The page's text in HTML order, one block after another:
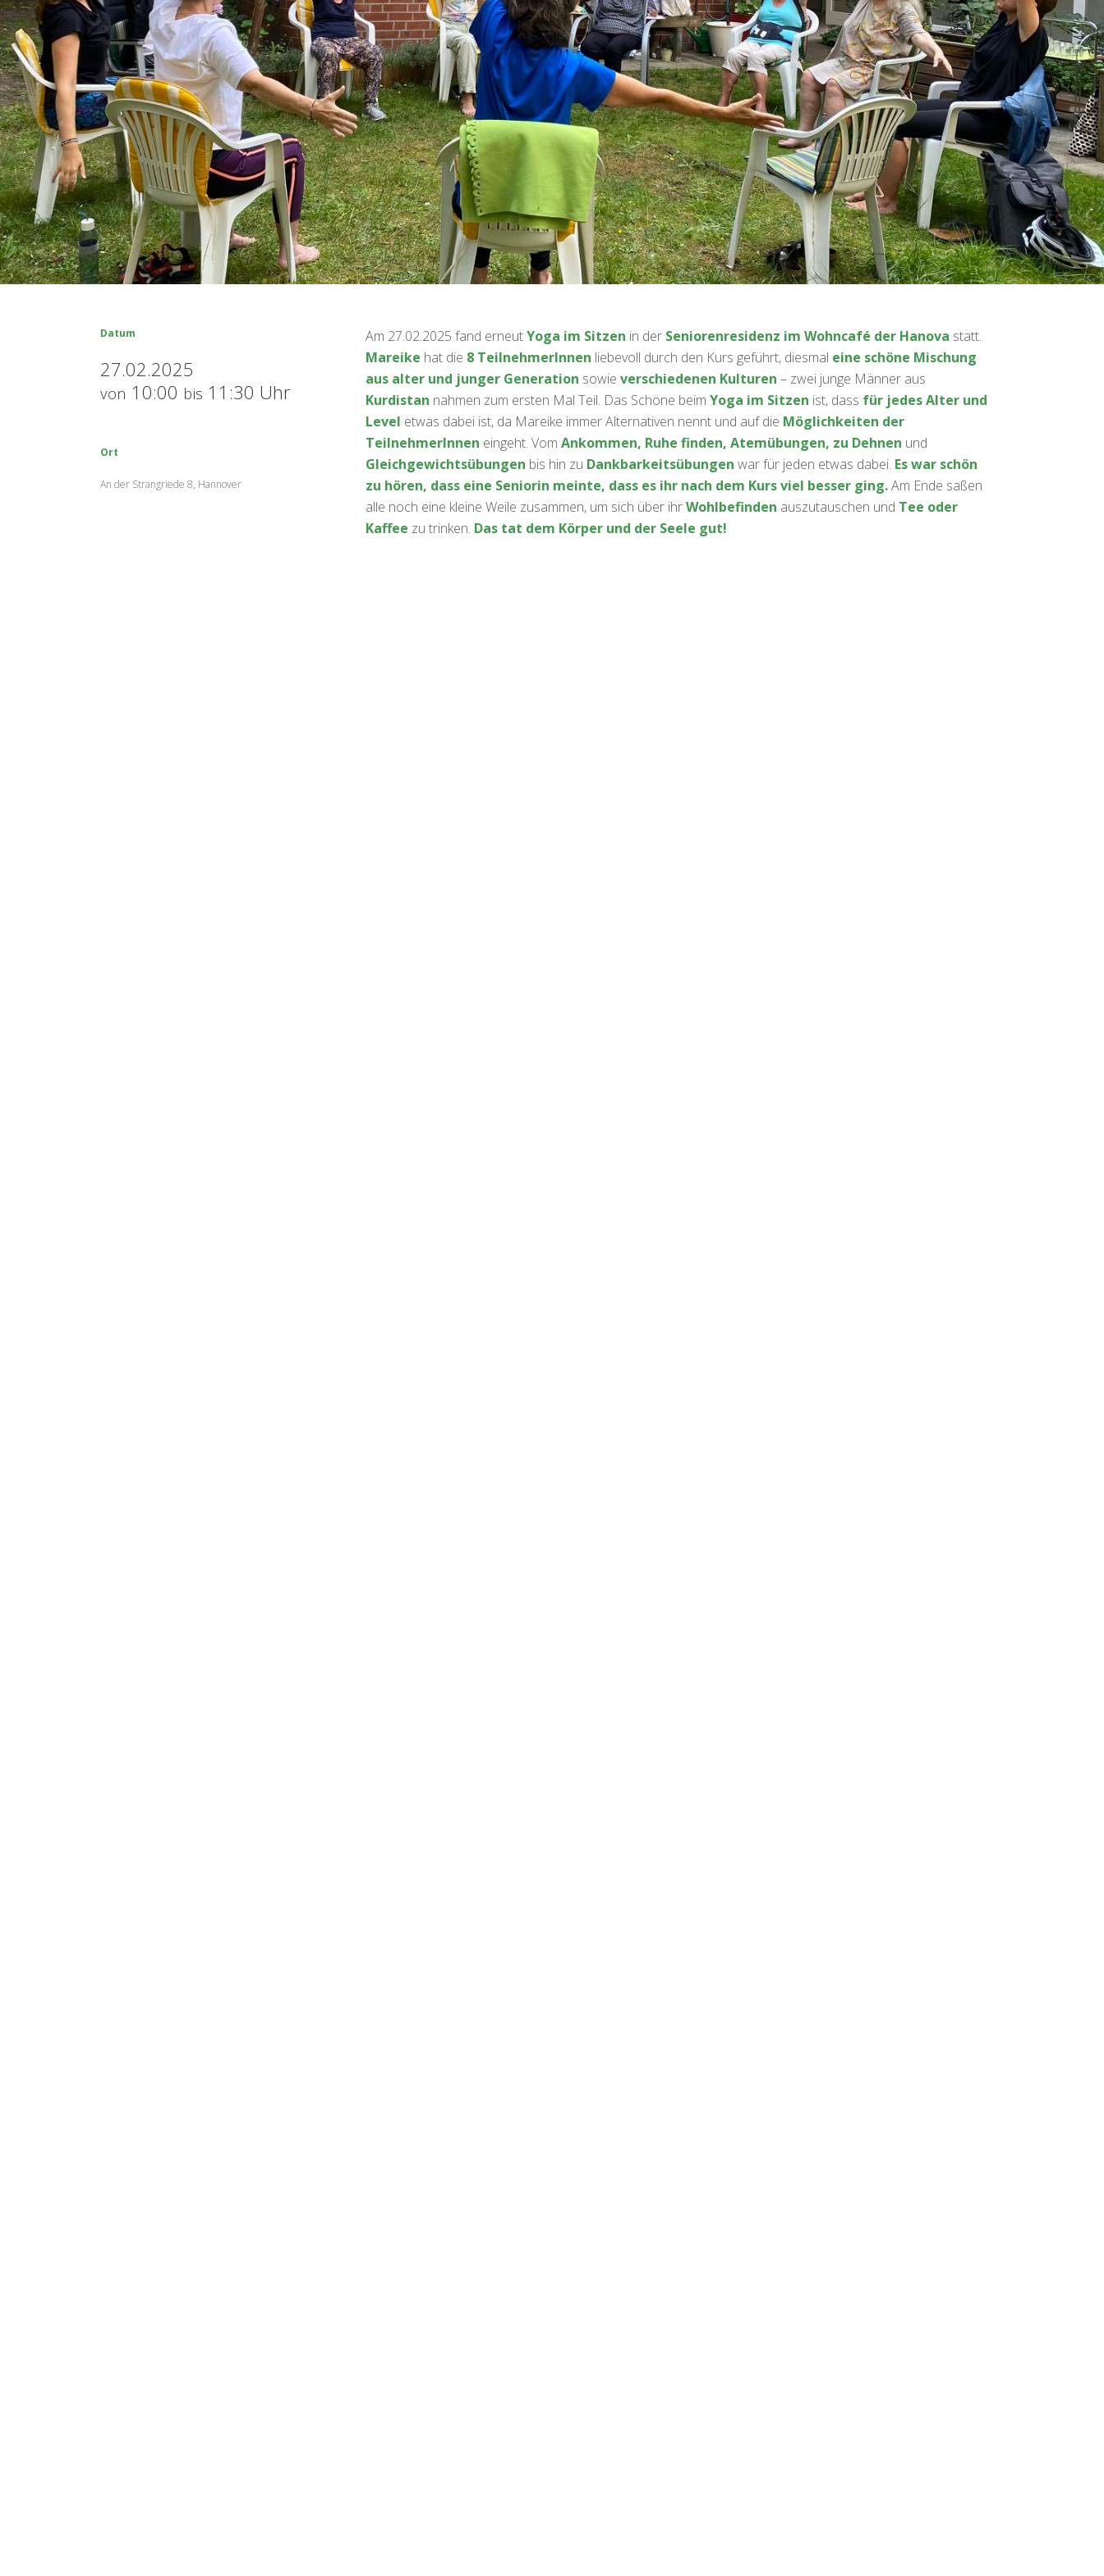
Datum
27.02.2025
von 10:00 bis 11:30 Uhr
Ort
An der Strangriede 8, Hannover
Am 27.02.2025 fand erneutYoga im Sitzen in der Seniorenresidenz im Wohncafé der Hanova statt.
Mareike hat die 8 TeilnehmerInnen liebevoll durch den Kurs geführt, diesmal eine schöne Mischung
aus alter und junger Generation sowie verschiedenen Kulturen – zwei junge Männer aus
Kurdistan nahmen zum ersten Mal Teil. Das Schöne beim Yoga im Sitzen ist, dass für jedes Alter und
Level etwas dabei ist, da Mareike immer Alternativen nennt und auf die Möglichkeiten der
TeilnehmerInnen eingeht. Vom Ankommen, Ruhe finden, Atemübungen, zu Dehnen und
Gleichgewichtsübungen bis hin zu Dankbarkeitsübungen war für jeden etwas dabei. Es war schön
zu hören, dass eine Seniorin meinte, dass es ihr nach dem Kurs viel besser ging.Am Ende saßen
alle noch eine kleine Weile zusammen, um sich über ihrWohlbefinden auszutauschen und Tee oder
Kaffee zu trinken. Das tat dem Körper und der Seele gut!